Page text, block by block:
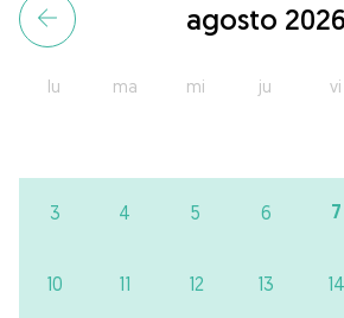
agosto 2026
lu ma mi ju vi
3 4 5 6 7
10 11 12 13 14